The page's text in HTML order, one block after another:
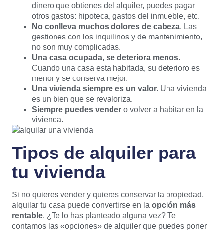
dinero que obtienes del alquiler, puedes pagar
otros gastos: hipoteca, gastos del inmueble, etc.
No conlleva muchos dolores de cabeza. Las
gestiones con los inquilinos y de mantenimiento,
no son muy complicadas.
Una casa ocupada, se deteriora menos.
Cuando una casa esta habitada, su deterioro es
menor y se conserva mejor.
Una vivienda siempre es un valor. Una vivienda
es un bien que se revaloriza.
Siempre puedes vender o volver a habitar en la
vivienda.
Tipos de alquiler para
tu vivienda
Si no quieres vender y quieres conservar la propiedad,
alquilar tu casa puede convertirse en la opción más
rentable. ¿Te lo has planteado alguna vez? Te
contamos las «opciones» de alquiler que puedes poner